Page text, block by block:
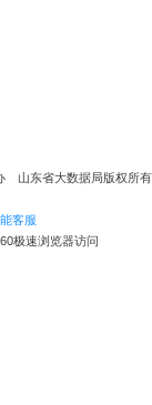
山东省大数据局版权所有
客服
极速浏览器访问